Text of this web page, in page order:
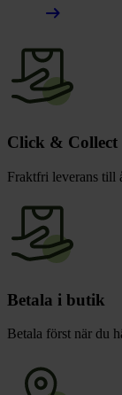
arrow_right_alt
Click & Collect
Fraktfri leverans till
Betala i butik
Betala först när du